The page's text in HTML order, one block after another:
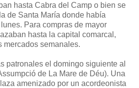
hasta Cabra del Camp o bien se
de Santa María donde había
Para compras de mayor
hasta la capital comarcal,
mercados semanales.
patronales el domingo siguiente al
de La Mare de Déu). Una
amenizado por un acordeonista